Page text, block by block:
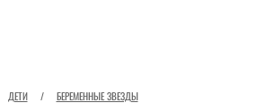
ДЕТИ / БЕРЕМЕННЫЕ ЗВЕЗДЫ